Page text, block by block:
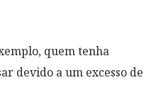
quem tenha
devido a um excesso de